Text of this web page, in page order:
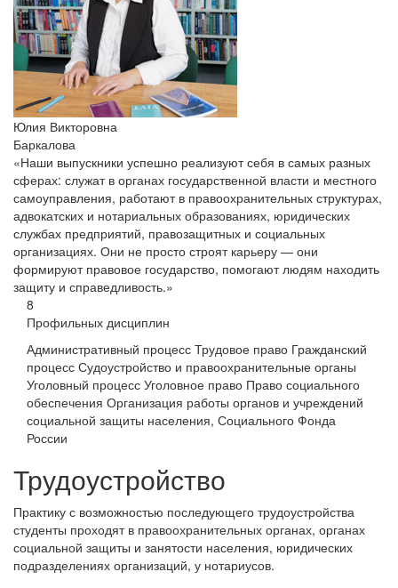
Юлия Викторовна
Баркалова
«Наши выпускники успешно реализуют себя в самых разных
сферах: служат в органах государственной власти и местного
самоуправления, работают в правоохранительных структурах,
адвокатских и нотариальных образованиях, юридических
службах предприятий, правозащитных и социальных
организациях. Они не просто строят карьеру — они
формируют правовое государство, помогают людям находить
защиту и справедливость.»
8
Профильных дисциплин
Административный процесс Трудовое право Гражданский
процесс Судоустройство и правоохранительные органы
Уголовный процесс Уголовное право Право социального
обеспечения Организация работы органов и учреждений
социальной защиты населения, Социального Фонда
России
Трудоустройство
Практику с возможностью последующего трудоустройства
студенты проходят в правоохранительных органах, органах
социальной защиты и занятости населения, юридических
подразделениях организаций, у нотариусов.